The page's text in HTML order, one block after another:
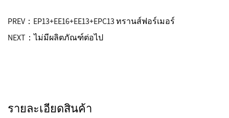
PREV：EP13+EE16+EE13+EPC13 ทรานส์ฟอร์เมอร์
NEXT：ไม่มีผลิตภัณฑ์ต่อไป
รายละเอียดสินค้า